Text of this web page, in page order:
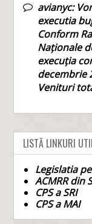
avianyc:
executia
Conform
Naționale
execuția
decembrie
Venituri
LISTĂ LINKURI
Legislatia
ACMRR din
CPS a SRI
CPS a MAI